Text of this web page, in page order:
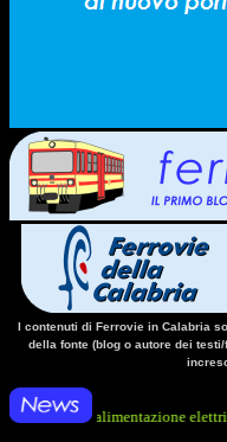
I contenuti di Ferrovie in Calabria
della fonte (blog o autore dei
l'alimentazione elettrica, sulla